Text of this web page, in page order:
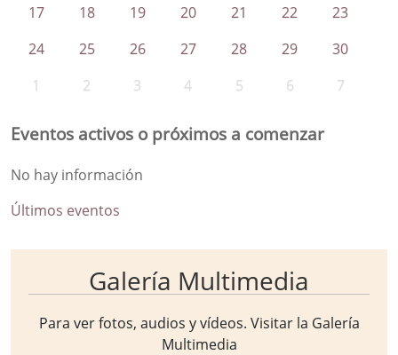
17 18 19 20 21 22
23
24
25 26 27 28 29
30
1
2 3 4 5 6 7
Eventos activos o próximos a comenzar
No hay información
Últimos eventos
Galería Multimedia
Para ver fotos, audios y vídeos. Visitar la Galería
Multimedia